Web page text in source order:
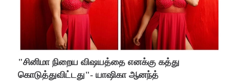
"சினிமா நிறைய விஷயத்தை எனக்கு கத்து
கொடுத்துவிட்டது"- யாஷிகா ஆனந்த்